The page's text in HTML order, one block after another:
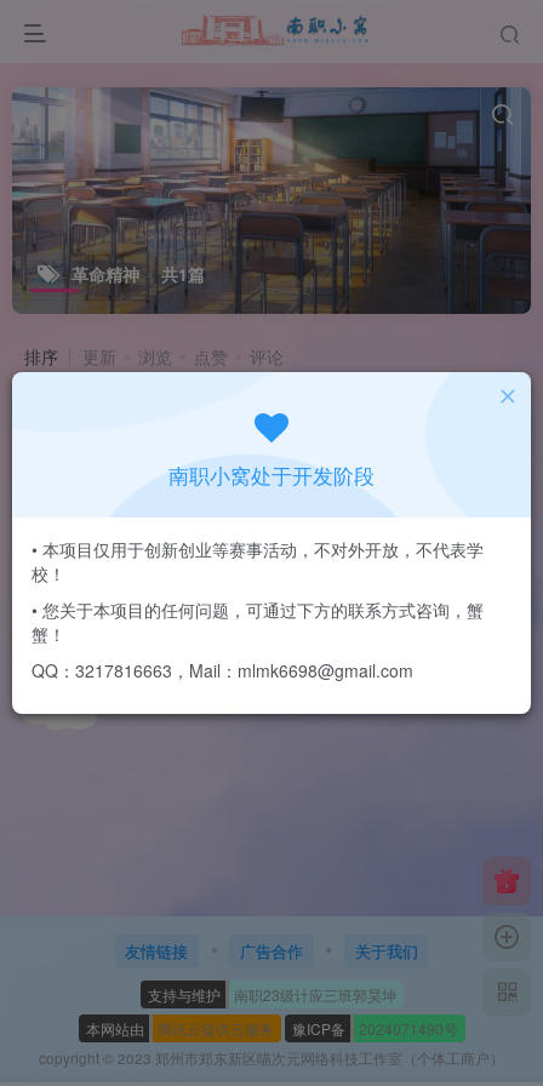
革命精神 共1篇
排序 更新 浏览 点赞 评论
团日活动|校团委开展“缅怀革
命先烈，传承革命精神”清明祭
英烈活动
学院文章
2年前 6
友情链接 广告合作 关于我们
支持与维护
南职23级计应三班郭昊坤
本网站由
腾讯云提供云服务 豫ICP备 2024071490号
copyright © 2023 郑州市郑东新区喵次元网络科技工作室（个体工商户）
南职小窝处于开发阶段
• 本项目仅用于创新创业等赛事活动，不对外开放，不代表学
校！
• 您关于本项目的任何问题，可通过下方的联系方式咨询，蟹
蟹！
QQ：3217816663，Mail：mlmk6698@gmail.com